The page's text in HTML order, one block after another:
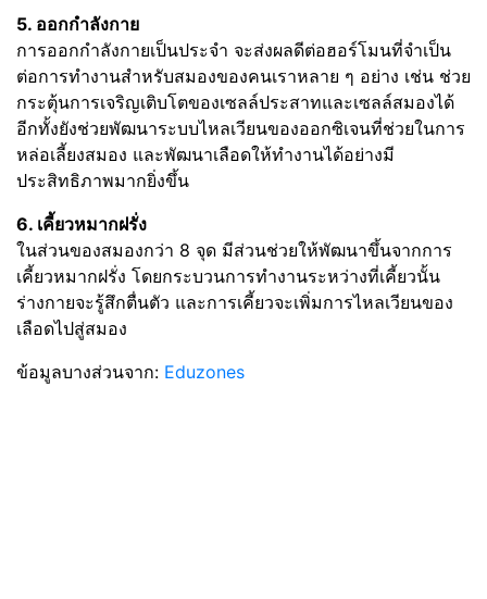
5. ออกกำลังกาย
การออกกำลังกายเป็นประจำ จะส่งผลดีต่อฮอร์โมนที่จำเป็น
ต่อการทำงานสำหรับสมองของคนเราหลาย ๆ อย่าง เช่น ช่วย
กระตุ้นการเจริญเติบโตของเซลล์ประสาทและเซลล์สมองได้
อีกทั้งยังช่วยพัฒนาระบบไหลเวียนของออกซิเจนที่ช่วยในการ
หล่อเลี้ยงสมอง และพัฒนาเลือดให้ทำงานได้อย่างมี
ประสิทธิภาพมากยิ่งขึ้น
6. เคี้ยวหมากฝรั่ง
ในส่วนของสมองกว่า 8 จุด มีส่วนช่วยให้พัฒนาขึ้นจากการ
เคี้ยวหมากฝรั่ง โดยกระบวนการทำงานระหว่างที่เคี้ยวนั้น
ร่างกายจะรู้สึกตื่นตัว และการเคี้ยวจะเพิ่มการไหลเวียนของ
เลือดไปสู่สมอง
ข้อมูลบางส่วนจาก: Eduzones